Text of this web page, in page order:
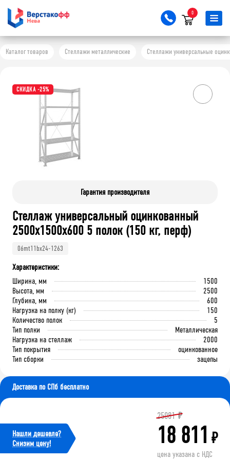
0
Каталог товаров Стеллажи металлические Стеллажи универсальные
СКИДКА -25%
Гарантия производителя
Стеллаж универсальный оцинкованный
2500x1500x600 5 полок (150 кг, перф)
06mt11bx24-1263
Характеристики:
Ширина, мм
1500
Высота, мм
2500
Глубина, мм
600
Нагрузка на полку (кг)
150
Количество полок
5
Тип полки
Металлическая
Нагрузка на стеллаж
2000
Тип покрытия
оцинкованное
Тип сборки
зацепы
Доставка по СПб бесплатно
Нашли дешевле?
Cнизим цену!
25081 ₽
18 811 ₽
цена указана с НДС